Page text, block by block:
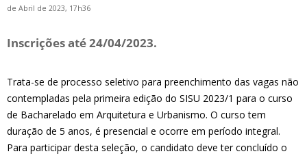
de Abril de 2023, 17h36
Inscrições até 24/04/2023.
Trata-se de processo seletivo para preenchimento das vagas não
contempladas pela primeira edição do SISU 2023/1 para o curso
de Bacharelado em Arquitetura e Urbanismo. O curso tem
duração de 5 anos, é presencial e ocorre em período integral.
Para participar desta seleção, o candidato deve ter concluído o